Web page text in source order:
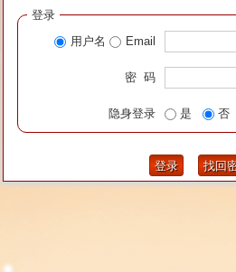
登录
用户名
Email
密 码
隐身登录 是 否